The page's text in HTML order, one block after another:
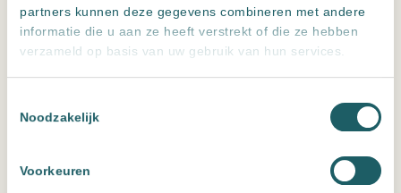
partners kunnen deze gegevens combineren met andere
informatie die u aan ze heeft verstrekt of die ze hebben
verzameld op basis van uw gebruik van hun services.
Noodzakelijk
Voorkeuren
Vrijblijvend kennismaken
FAQ
Veelgestelde vragen over vloer- en
De basis van je woning is een belangrijke investering. Daarom